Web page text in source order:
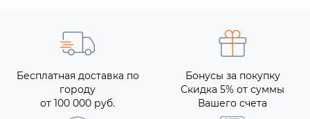
Бесплатная доставка по
городу
от 100 000 руб.
Бонусы за покупку
Скидка 5% от суммы
Вашего счета